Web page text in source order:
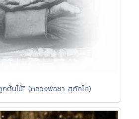
ต้นไม้" (หลวงพ่อชา สุภัทโท)